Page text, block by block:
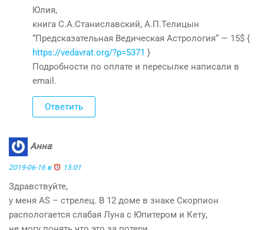
Юлия,
книга С.А.Станиславский, А.П.Телицын
“Предсказательная Ведическая Астрология“ — 15$ {
https://vedavrat.org/?p=5371 }
Подробности по оплате и пересылке написали в
email.
Ответить
Анна:
2019-06-16 в 15:01
Здравствуйте,
у меня АS – стрелец. В 12 доме в знаке Скорпион
распологается слабая Луна с Юпитером и Кету,